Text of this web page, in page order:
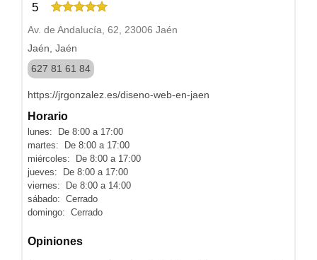
5
Av. de Andalucía, 62, 23006 Jaén
Jaén, Jaén
627 81 61 84
https://jrgonzalez.es/diseno-web-en-jaen
Horario
lunes: De 8:00 a 17:00
martes: De 8:00 a 17:00
miércoles: De 8:00 a 17:00
jueves: De 8:00 a 17:00
viernes: De 8:00 a 14:00
sábado: Cerrado
domingo: Cerrado
Opiniones